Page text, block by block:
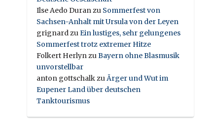
Ilse Aedo Duranzu Sommerfest von
Sachsen-Anhalt mit Ursula von der Leyen
grignardzuEin lustiges, sehr gelungenes
Sommerfest trotz extremer Hitze
Folkert HerlynzuBayern ohne Blasmusik
unvorstellbar
anton gottschalkzuÄrger und Wut im
Eupener Land über deutschen
Tanktourismus